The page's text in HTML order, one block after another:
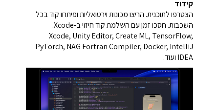
קידוד
הצטרפו לתוכנית. הריצו מכונות וירטואליות ופיתחו קוד בכל
השכבות. חסכו זמן עם השלמת קוד חיזוי ב-Xcode.
Xcode, Unity Editor, Create ML, TensorFlow,
PyTorch, NAG Fortran Compiler, Docker, IntelliJ
IDEA ועוד.